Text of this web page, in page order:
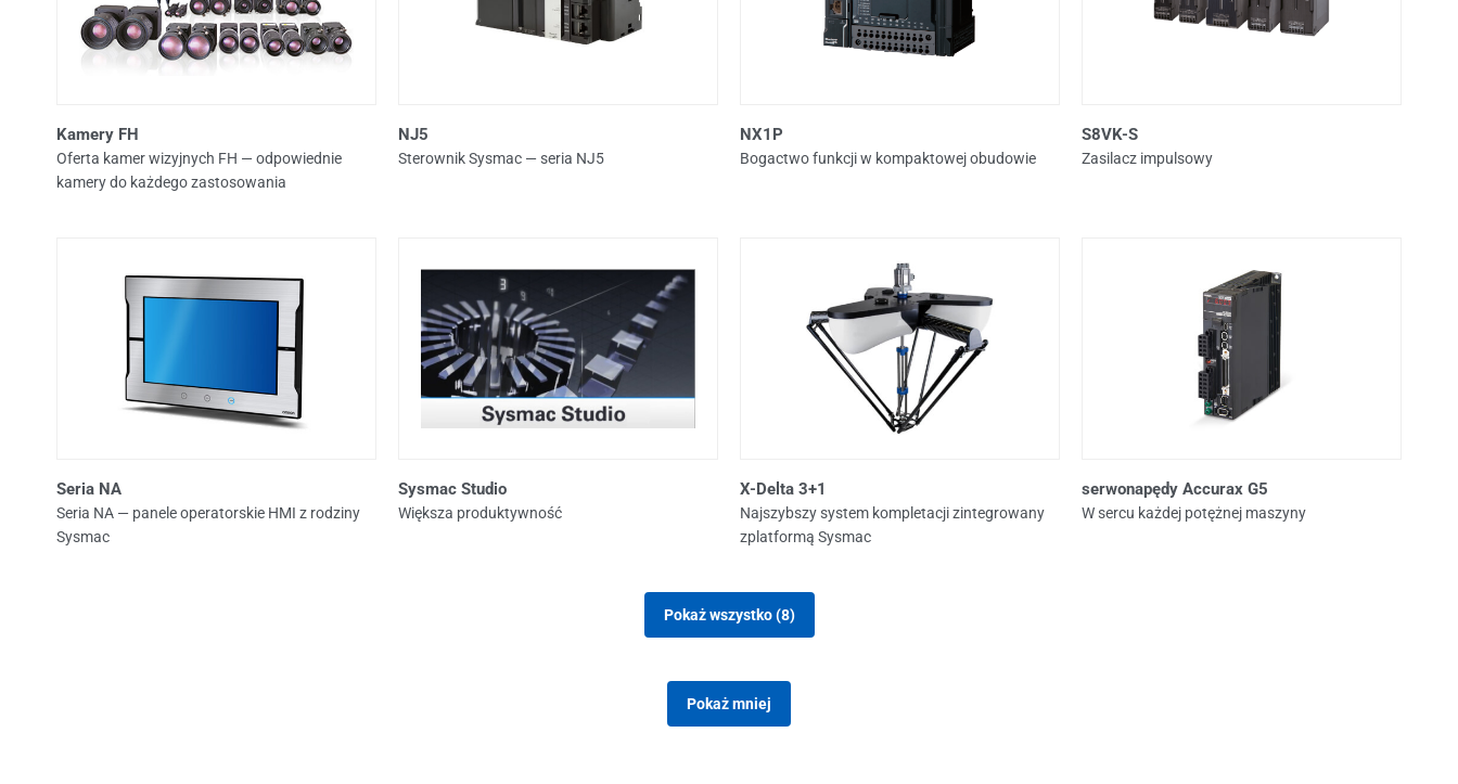
Kamery FH
Oferta kamer wizyjnych FH — odpowiednie
kamery do każdego zastosowania
NJ5
Sterownik Sysmac — seria NJ5
NX1P
Bogactwo funkcji w kompaktowej obudowie
S8VK-S
Zasilacz impulsowy
Seria NA
Seria NA — panele operatorskie HMI z rodziny
Sysmac
Sysmac Studio
Większa produktywność
X-Delta 3+1
Najszybszy system kompletacji zintegrowany
zplatformą Sysmac
serwonapędy Accurax G5
W sercu każdej potężnej maszyny
Pokaż wszystko (8)
Pokaż mniej